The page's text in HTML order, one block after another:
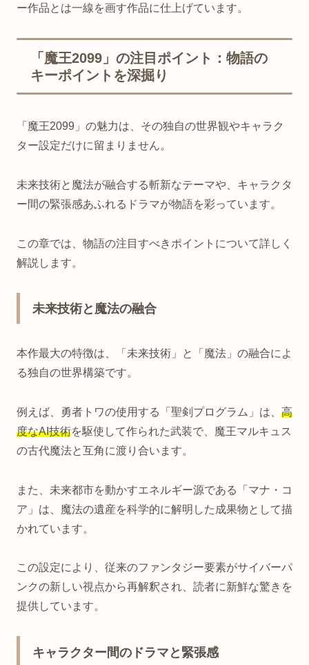
ー作品とは一線を画す作品に仕上げています。
「魔王2099」の注目ポイント：物語の
キーポイントを深掘り
「魔王2099」の魅力は、その独自の世界観やキャラク
ター設定だけに留まりません。
未来技術と魔法が融合する斬新なテーマや、キャラクタ
ー間の緊張感あふれるドラマが物語を彩っています。
この章では、物語の注目すべきポイントについて詳しく
解説します。
未来技術と魔法の融合
本作最大の特徴は、「未来技術」と「魔法」の融合によ
る独自の世界構築です。
例えば、勇者トワの使用する「聖剣プログラム」は、 高
度なAI技術を駆使して作られた武装で、魔王マルキュス
の古代魔法と互角に渡り合います。
また、未来都市を動かすエネルギー源である「マナ・コ
ア」は、魔法の遺産を科学的に解明した成果物として描
かれています。
この設定により、従来のファンタジー要素がサイバーパ
ンクの新しい視点から再解釈され、読者に新鮮な驚きを
提供しています。
キャラクター間のドラマと緊張感